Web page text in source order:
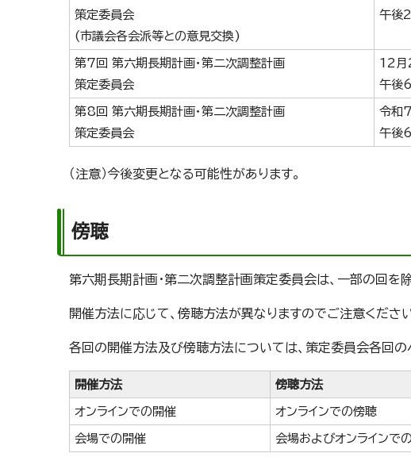
策定委員会
(市議会各会派等との意見交換)
午後
第7回 第六期長期計画・第二次調整計画
策定委員会
12月
午後
第8回 第六期長期計画・第二次調整計画
策定委員会
令和
午後
（注意）今後変更となる可能性があります。
傍聴
第六期長期計画・第二次調整計画策定委員会は、一部の回を
開催方法に応じて、傍聴方法が異なりますのでご注意ください
各回の開催方法及び傍聴方法については、策定委員会各回の
開催方法 傍聴方法
オンラインでの開催 オンラインでの傍聴
会場での開催 会場およびオンラインで